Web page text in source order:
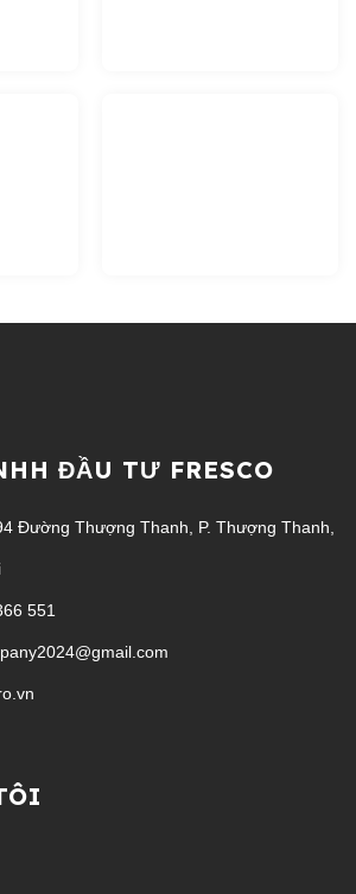
ĐẦU TƯ FRESCO
Đường Thượng Thanh, P. Thượng Thanh,
551